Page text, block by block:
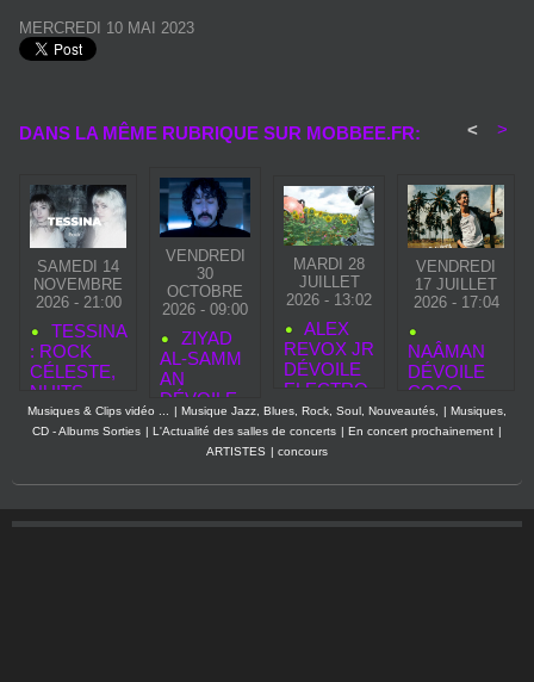
MERCREDI 10 MAI 2023
DANS LA MÊME RUBRIQUE SUR MOBBEE.FR: < >
SAMEDI 14
NOVEMBRE
2026 - 21:00
TESSINA
: ROCK
CÉLESTE,
NUITS
SUSPEND
UES ET
NTE
VENDREDI
30
OCTOBRE
2026 - 09:00
ZIYAD
AL‑SAMM
AN
DÉVOILE
«
SECOND
TOUCH »,
NOUVEAU
AVANT LA
MARDI 28
JUILLET
2026 - 13:02
ALEX
REVOX JR
DÉVOILE
ELECTRO
GLAM
PART 1,
UN
E
MODERN
E AU
VENDREDI
17 JUILLET
2026 - 17:04
NAÂMAN
DÉVOILE
COCO
WATA, UNE
CHANSON
PROLONG
E SON
Musiques & Clips vidéo ... | Musique Jazz, Blues, Rock, Soul, Nouveautés, | Musiques,
CD - Albums Sorties | L'Actualité des salles de concerts | En concert prochainement |
ARTISTES | concours